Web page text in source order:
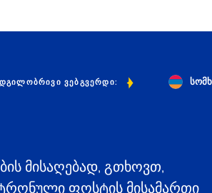
ᲕᲔᲑᲒᲕᲔᲠᲓᲘ:
მისაღებად, გთხოვთ,
ფოსტის მისამართი